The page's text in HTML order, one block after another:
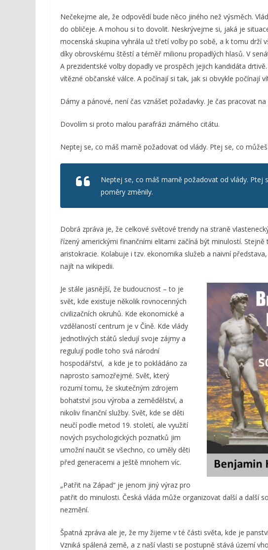
Nečekejme ale, že odpovědí bude něco jiného než výsměch.
do obličeje. A mohou si to dovolit. Neskrývejme si, jaká je
mocenská skupina vyhrála už třetí volby po sobě, a k tomu drží
díky obrovskému štěstí a téměř milionu propadlých hlasů. V
A prezidentské volby dopadly ve prospěch jejich kandidáta
vítězné občanské válce. A počínají si tak, jak si obvykle počínají
Dámy a pánové, není čas vznášet požadavky. Je čas pracovat
Dovolím si proto malou parafrázi známého citátu.
Neptej se, co máš marně požadovat od vlády. Ptej se, co
Neptej se, co máš marně požadovat od vlády. Ptej
poměry změnily.
Dobrá zpráva je, že celkové světové trendy na straně
řízený americkými finančními elitami začíná být minulostí.
aristokracie. Kolabuje i tzv. ekonomika služeb a naivní
najít na wikipedii.
Je stále jasnější, že budoucnost – to je
svět, kde existuje několik rovnocenných
civilizačních okruhů. Kde ekonomické a
vzdělaností centrum je v Číně. Kde vlády
jednotlivých států sledují svoje zájmy a
regulují podle toho svá národní
hospodářství, a kde je to pokládáno za
naprosto samozřejmé. Svět, který
rozumí tomu, že skutečným zdrojem
bohatství jsou výroba a zemědělství, a
nikoliv finanční služby. Svět, kde se děti
neučí podle metod 19. století, ale využití
nových psychologických poznatků jim
umožní naučit se všechno, co uměly děti
před generacemi a ještě mnohem víc.
„Patřit na Západ“ je jenom jiný výraz pro
patřit do minulosti. Česká vláda může organizovat další a další
nezmění.
Špatná zpráva ale je, že my žijeme v té části světa, kde je
Vzniká spálená země, a z naší vlasti se postupně stává území